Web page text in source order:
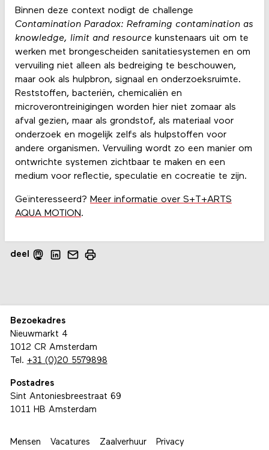
Binnen deze context nodigt de challenge
Contamination Paradox: Reframing contamination as
knowledge, limit and resourcekunstenaars uit om te
werken met brongescheiden sanitatiesystemen en om
vervuiling niet alleen als bedreiging te beschouwen,
maar ook als hulpbron, signaal en onderzoeksruimte.
Reststoffen, bacteriën, chemicaliën en
microverontreinigingen worden hier niet zomaar als
afval gezien, maar als grondstof, als materiaal voor
onderzoek en mogelijk zelfs als hulpstoffen voor
andere organismen. Vervuiling wordt zo een manier om
ontwrichte systemen zichtbaar te maken en een
medium voor reflectie, speculatie en cocreatie te zijn.
Geïnteresseerd? Meer informatie over S+T+ARTS
AQUA MOTION.
deel
Bezoekadres
Nieuwmarkt 4
1012 CR Amsterdam
Tel. +31 (0)20 5579898
Postadres
Sint Antoniesbreestraat 69
1011 HB Amsterdam
Mensen Vacatures Zaalverhuur Privacy